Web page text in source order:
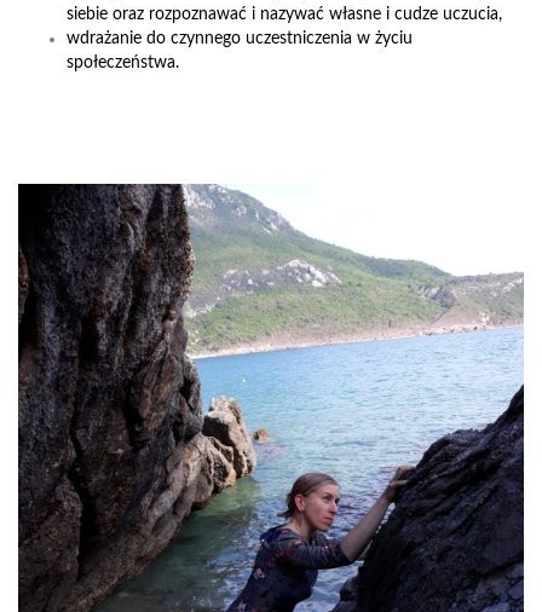
siebie oraz rozpoznawać i nazywać własne i cudze uczucia,
wdrażanie do czynnego uczestniczenia w życiu
społeczeństwa.